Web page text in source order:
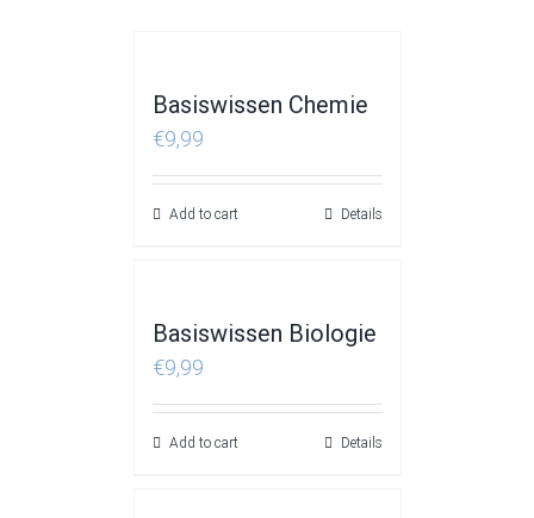
Basiswissen Chemie
€9,99
Add to cart Details
Basiswissen Biologie
€9,99
Add to cart Details